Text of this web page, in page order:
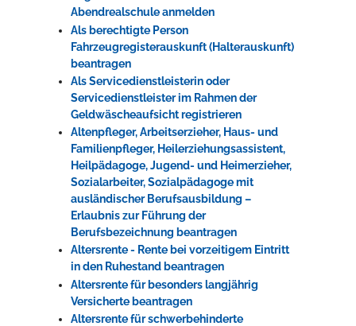
Abendrealschule anmelden
Als berechtigte Person
Fahrzeugregisterauskunft (Halterauskunft)
beantragen
Als Servicedienstleisterin oder
Servicedienstleister im Rahmen der
Geldwäscheaufsicht registrieren
Altenpfleger, Arbeitserzieher, Haus- und
Familienpfleger, Heilerziehungsassistent,
Heilpädagoge, Jugend- und Heimerzieher,
Sozialarbeiter, Sozialpädagoge mit
ausländischer Berufsausbildung –
Erlaubnis zur Führung der
Berufsbezeichnung beantragen
Altersrente - Rente bei vorzeitigem Eintritt
in den Ruhestand beantragen
Altersrente für besonders langjährig
Versicherte beantragen
Altersrente für schwerbehinderte